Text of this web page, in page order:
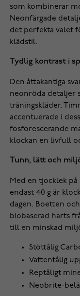
som kombinerar
Neonfärgade
det perfekta valet
klädstil.
Tydlig kontrast i
Den åttakantiga
neonröda detaljer
träningskläder.
accentuerade i
fosforescerande
klockan en livfull
Tunn, lätt och
Med en tjocklek på
endast 40 g är
dagen. Boetten
biobaserad harts
till en minskad
Stöttålig
Vattentålig
Reptåligt
Neobrite-